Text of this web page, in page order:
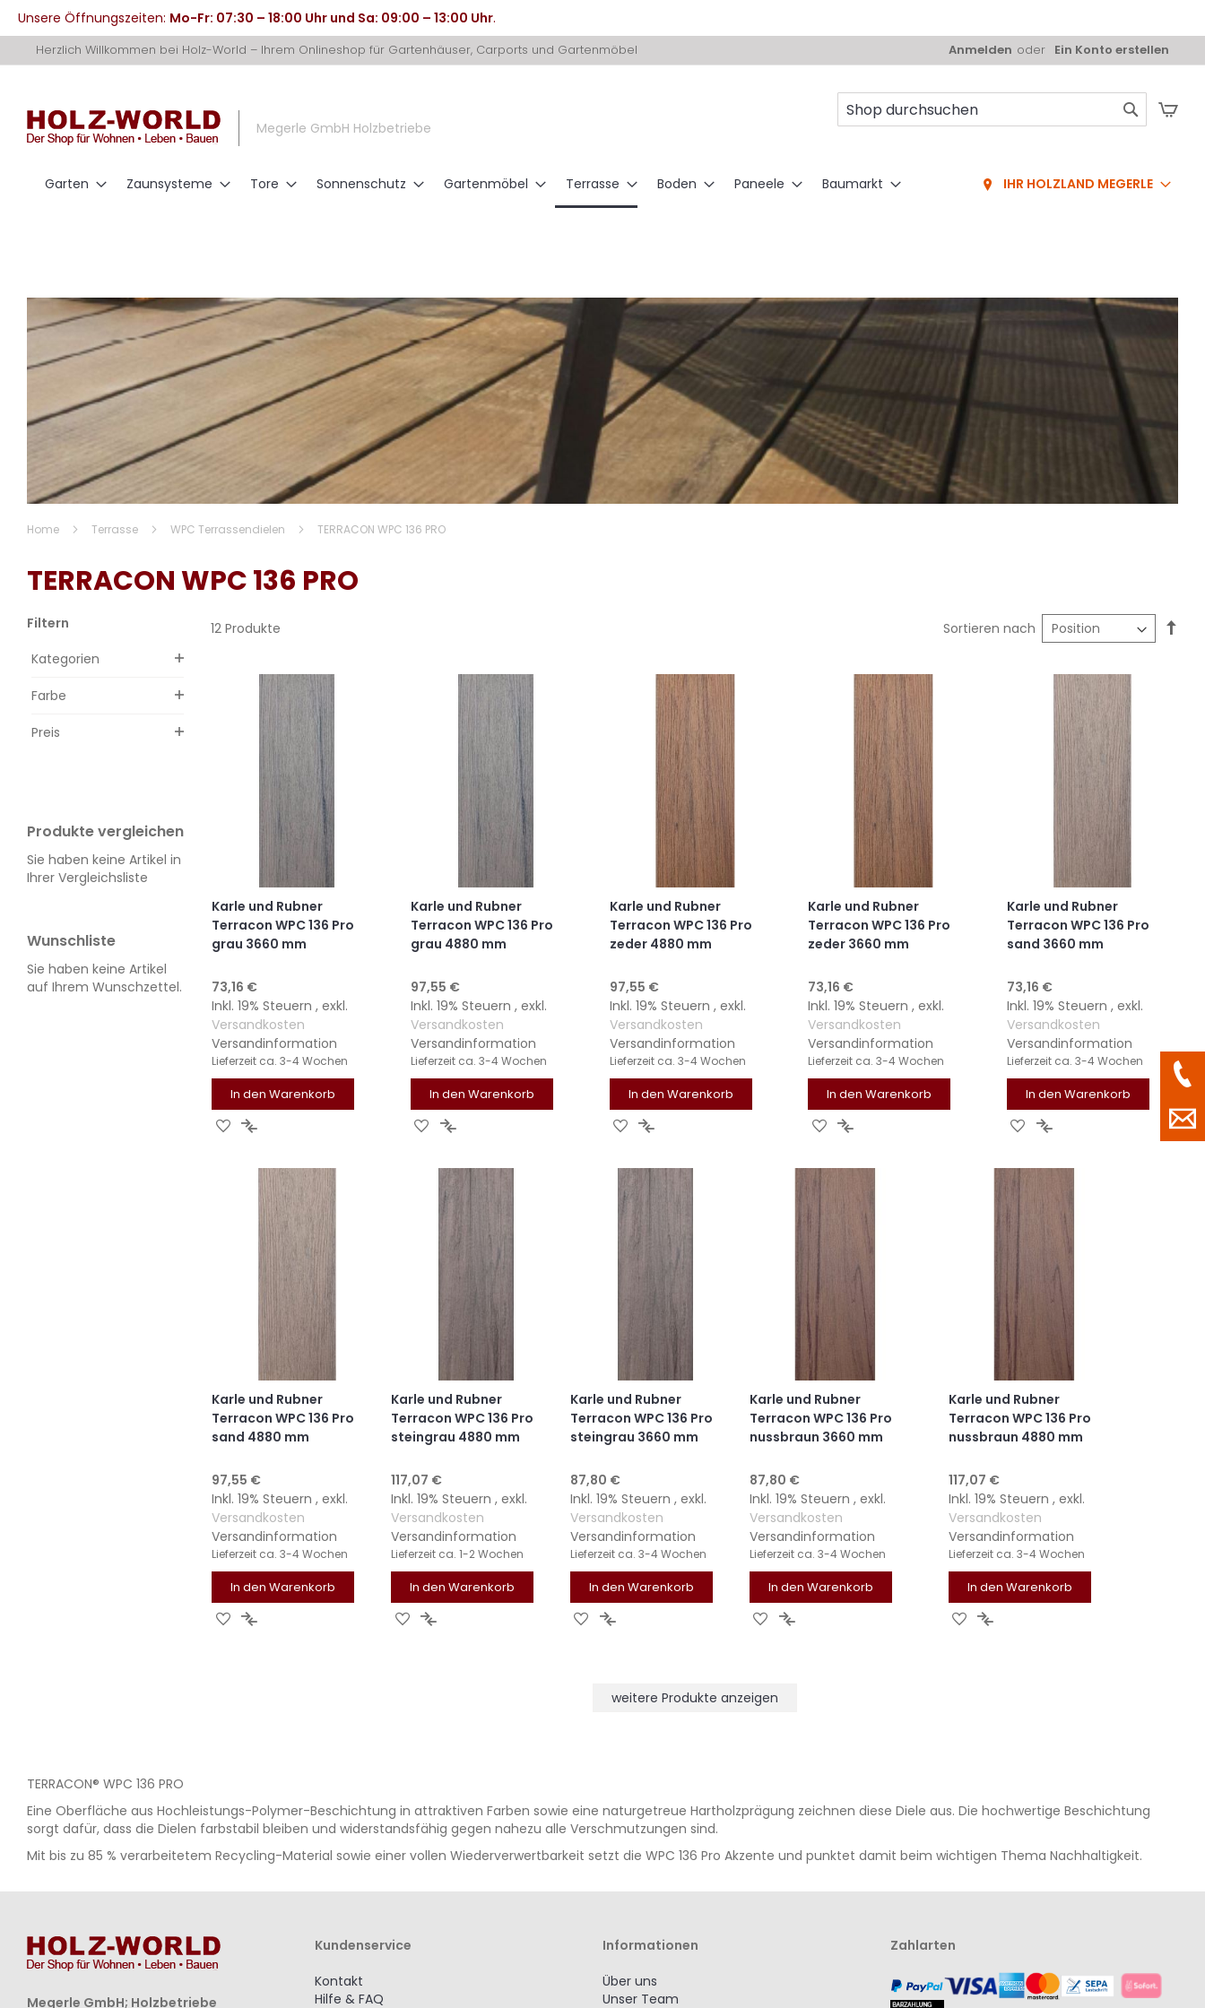
Unsere Öffnungszeiten: Mo-Fr: 07:30 – 18:00 Uhr und Sa: 09:00 – 13:00 Uhr.
zum
Herzlich Willkommen bei Holz-World – Ihrem Onlineshop für Gartenhäuser, Carports und Gartenmöbel Anmelden Ein Konto erstellen
Megerle GmbH Holzbetriebe
Garten Zaunsysteme Tore Sonnenschutz Gartenmöbel Terrasse Boden Paneele Baumarkt IHR HOLZLAND MEGERLE
Home Terrasse WPC Terrassendielen TERRACON WPC 136 PRO
TERRACON WPC 136 PRO
12 Produkte Sortieren nach
Karle und Rubner
Terracon WPC 136 Pro
grau 3660 mm
73,16 €
Inkl. 19% Steuern,exkl.
Versandkosten
Versandinformation
Lieferzeit ca. 3-4 Wochen
In den Warenkorb
ZUR
HINZUFÜGEN
ZUR
HINZUFÜGEN
Karle und Rubner
Terracon WPC 136 Pro
grau 4880 mm
97,55 €
Inkl. 19% Steuern,exkl.
Versandkosten
Versandinformation
Lieferzeit ca. 3-4 Wochen
In den Warenkorb
ZUR
HINZUFÜGEN
ZUR
HINZUFÜGEN
Karle und Rubner
Terracon WPC 136 Pro
zeder 4880 mm
97,55 €
Inkl. 19% Steuern , exkl.
Versandkosten
Versandinformation
Lieferzeit ca. 3-4 Wochen
In den Warenkorb
ZUR
HINZUFÜGEN
ZUR
HINZUFÜGEN
Karle und Rubner
Terracon WPC 136 Pro
zeder 3660 mm
73,16 €
Inkl. 19% Steuern,exkl.
Versandkosten
Versandinformation
Lieferzeit ca. 3-4 Wochen
In den Warenkorb
ZURZUR
Karle und Rubner
Terracon WPC 136 Pro
sand 3660 mm
73,16 €
Inkl. 19% Steuern,exkl.
Versandkosten
Versandinformation
Lieferzeit ca. 3-4 Wochen
In den Warenkorb
ZURZUR
Karle und Rubner
Terracon WPC 136 Pro
sand 4880 mm
97,55 €
Inkl. 19% Steuern,exkl.
Versandkosten
Versandinformation
Lieferzeit ca. 3-4 Wochen
In den Warenkorb
ZURZUR
Karle und Rubner
Terracon WPC 136 Pro
steingrau 4880 mm
117,07 €
Inkl. 19% Steuern,exkl.
Versandkosten
Versandinformation
Lieferzeit ca. 1-2 Wochen
In den Warenkorb
ZURZUR
Karle und Rubner
Terracon WPC 136 Pro
steingrau 3660 mm
87,80 €
Inkl. 19% Steuern,exkl.
Versandkosten
Versandinformation
Lieferzeit ca. 3-4 Wochen
In den Warenkorb
ZURZUR
Karle und Rubner
Terracon WPC 136 Pro
nussbraun 3660 mm
87,80 €
Inkl. 19% Steuern,exkl.
Versandkosten
Versandinformation
Lieferzeit ca. 3-4 Wochen
In den Warenkorb
ZURZUR
Karle und Rubner
Terracon WPC 136 Pro
nussbraun 4880 mm
117,07 €
Inkl. 19% Steuern , exkl.
Versandkosten
Versandinformation
Lieferzeit ca. 3-4 Wochen
In den Warenkorb
ZURZUR
weitere Produkte anzeigen
Filtern
Kategorien
Farbe
Preis
Produkte vergleichen
Sie haben keine Artikel in
Ihrer Vergleichsliste
Wunschliste
Sie haben keine Artikel
auf Ihrem Wunschzettel.
TERRACON® WPC 136 PRO
Eine Oberfläche aus Hochleistungs-Polymer-Beschichtung in attraktiven Farben sowie eine naturgetreue Hartholzprägung zeichnen diese Diele aus. Die hochwertige Beschichtung
sorgt dafür, dass die Dielen farbstabil bleiben und widerstandsfähig gegen nahezu alle Verschmutzungen sind.
Mit bis zu 85 % verarbeitetem Recycling-Material sowie einer vollen Wiederverwertbarkeit setzt die WPC 136 Pro Akzente und punktet damit beim wichtigen Thema Nachhaltigkeit.
Megerle GmbH; Holzbetriebe
Kundenservice
Kontakt
Hilfe & FAQ
Informationen
Über uns
Unser Team
Zahlarten